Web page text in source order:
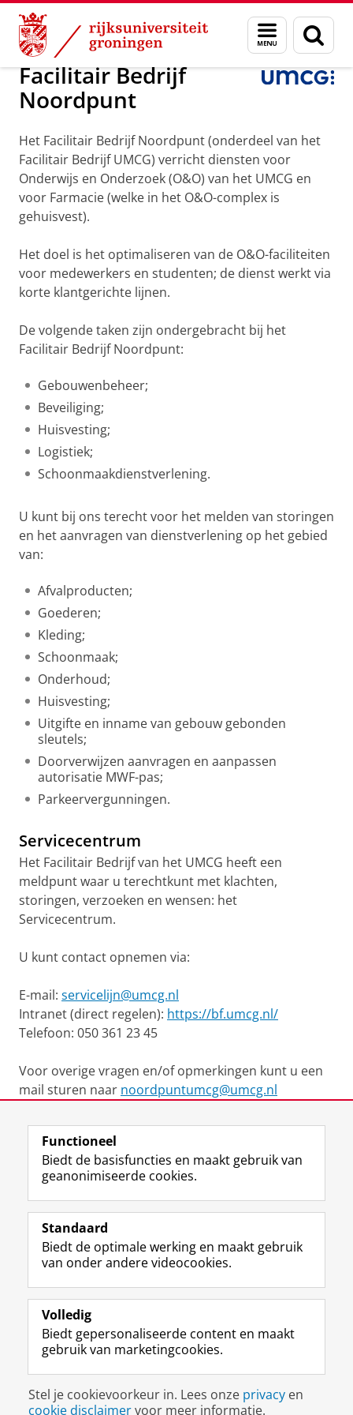
Skip
Content
Skip
Navigation
Menu
en
zoeken
Over ons Diensten en voorzieningen
Facilitair Bedrijf
Noordpunt
Het Facilitair Bedrijf Noordpunt (onderdeel van het
Facilitair Bedrijf UMCG) verricht diensten voor
Onderwijs en Onderzoek (O&O) van het UMCG en
voor Farmacie (welke in het O&O-complex is
gehuisvest).
Het doel is het optimaliseren van de O&O-faciliteiten
voor medewerkers en studenten; de dienst werkt via
korte klantgerichte lijnen.
De volgende taken zijn ondergebracht bij het
Facilitair Bedrijf Noordpunt:
Gebouwenbeheer;
Beveiliging;
Huisvesting;
Logistiek;
Schoonmaakdienstverlening.
U kunt bij ons terecht voor het melden van storingen
en het aanvragen van dienstverlening op het gebied
van:
Afvalproducten;
Goederen;
Kleding;
Schoonmaak;
Onderhoud;
Huisvesting;
Uitgifte en inname van gebouw gebonden
sleutels;
Doorverwijzen aanvragen en aanpassen
autorisatie MWF-pas;
Parkeervergunningen.
Servicecentrum
Het Facilitair Bedrijf van het UMCG heeft een
meldpunt waar u terechtkunt met klachten,
storingen, verzoeken en wensen: het
Servicecentrum.
U kunt contact opnemen via:
E-mail: servicelijn@umcg.nl
Intranet (direct regelen): https://bf.umcg.nl/
Telefoon: 050 361 23 45
Voor overige vragen en/of opmerkingen kunt u een
mail sturen naar noordpuntumcg@umcg.nl
Laatst gewijzigd: 16 april 2026 10:59
Volg de RUG
F
a
e
b
o
p
a
i
n
a
L
i
k
e
I
-
p
g
i
n
R
S
-
f
e
R
k
s
u
I
n
t
r
m
c
c
o
Y
o
T
e
k
a
a
Studiekiezers
Alumni
Over ons
Disclaimer & Copyright
Inloggen
Functioneel
Biedt de basisfuncties en maakt gebruik van
geanonimiseerde cookies.
Standaard
Biedt de optimale werking en maakt gebruik
van onder andere videocookies.
Volledig
Biedt gepersonaliseerde content en maakt
gebruik van marketingcookies.
Stel je cookievoorkeur in. Lees onze privacy en
cookie disclaimervoor meer informatie.